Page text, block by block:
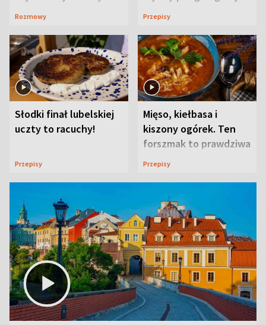
ją w Lublinie
Rozmowy Przepisy
Słodki finał lubelskiej
uczty to racuchy!
Przepisy
Mięso, kiełbasa i
kiszony ogórek. Ten
forszmak to prawdziwa
uczta
Przepisy